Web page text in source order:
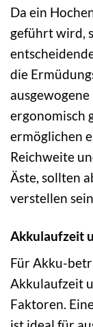
Da ein
geführt wird,
die
ergonomisch
ermöglichen
Reichweite
Äste, sollten
verstellen
Akkulaufzeit
Für Akku-
Akkulaufzeit
Faktoren.